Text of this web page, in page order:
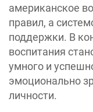
‎американское
правил, а
поддержки. В
воспитания
умного и
эмоционально
личности.